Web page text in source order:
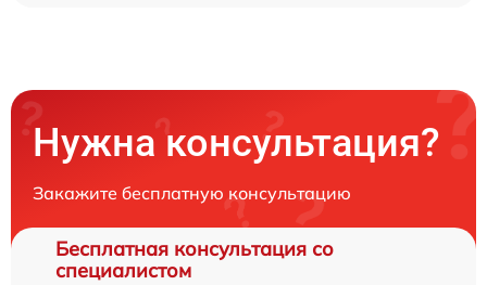
Нужна консультация?
Закажите бесплатную консультацию
Бесплатная консультация со
специалистом